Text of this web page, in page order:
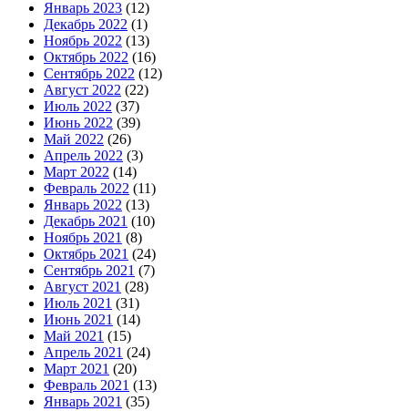
Январь 2023 (12)
Декабрь 2022 (1)
Ноябрь 2022 (13)
Октябрь 2022 (16)
Сентябрь 2022 (12)
Август 2022 (22)
Июль 2022 (37)
Июнь 2022 (39)
Май 2022 (26)
Апрель 2022 (3)
Март 2022 (14)
Февраль 2022 (11)
Январь 2022 (13)
Декабрь 2021 (10)
Ноябрь 2021 (8)
Октябрь 2021 (24)
Сентябрь 2021 (7)
Август 2021 (28)
Июль 2021 (31)
Июнь 2021 (14)
Май 2021 (15)
Апрель 2021 (24)
Март 2021 (20)
Февраль 2021 (13)
Январь 2021 (35)